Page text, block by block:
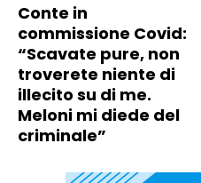
Conte in
commissione Covid:
“Scavate pure, non
troverete niente di
illecito su di me.
Meloni mi diede del
criminale”